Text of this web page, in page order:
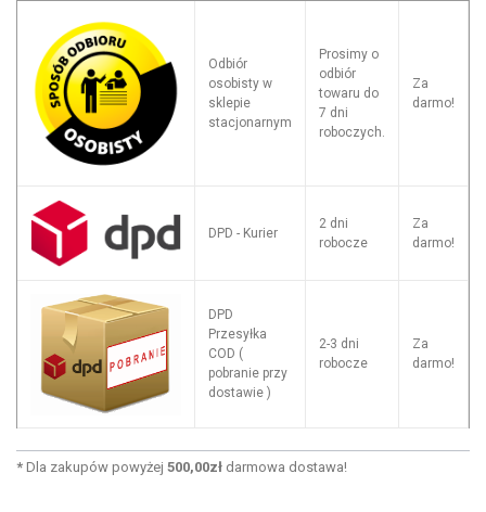
Odbiór
osobisty w
sklepie
stacjonarnym
Prosimy o
odbiór
towaru do
7 dni
roboczych.
Za
darmo!
DPD - Kurier
2 dni
robocze
Za
darmo!
DPD
Przesyłka
COD (
pobranie przy
dostawie )
2-3 dni
robocze
Za
darmo!
* Dla zakupów powyżej 500,00zł darmowa dostawa!